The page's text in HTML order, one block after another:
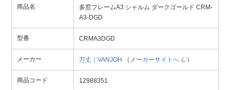
商品名
多窓フレームA3 シャルム ダークゴールド CRM-
A3-DGD
型番 CRMA3DGD
メーカー 万丈｜VANJOH （ メーカーサイトへ ）
商品コード 12988351